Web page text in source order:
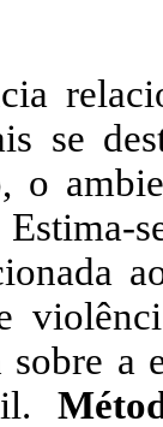
se
o
a